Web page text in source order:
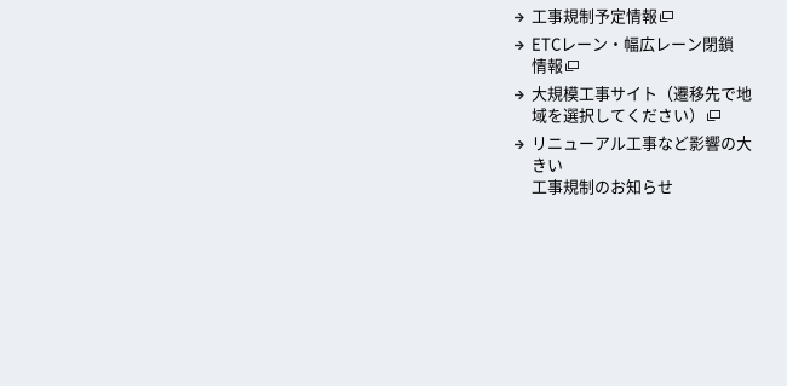
工事規制予定情報
ETCレーン・幅広レーン閉鎖
情報
大規模工事サイト（遷移先で地
域を選択してください）
リニューアル工事など影響の大
きい
工事規制のお知らせ